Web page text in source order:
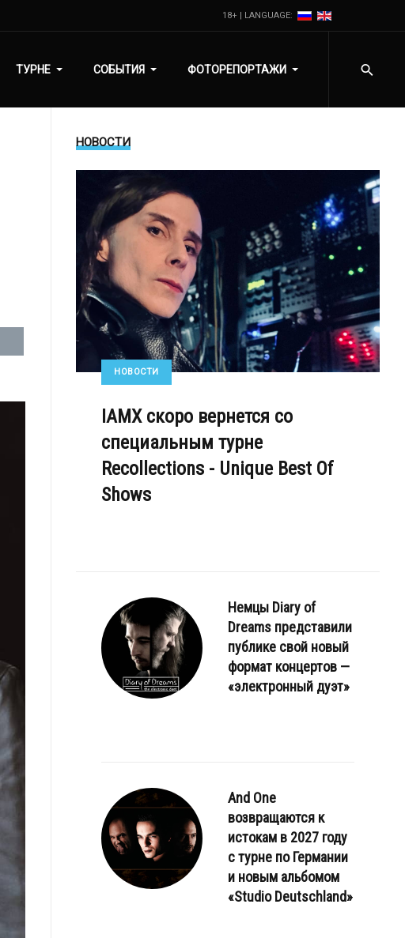
18+ | LANGUAGE:
ТУРНЕ СОБЫТИЯ ФОТОРЕПОРТАЖИ
НОВОСТИ
НОВОСТИ
IAMX скоро вернется со
специальным турне
Recollections - Unique Best Of
Shows
Немцы Diary of
Dreams представили
публике свой новый
формат концертов —
«электронный дуэт»
And One
возвращаются к
истокам в 2027 году
с турне по Германии
и новым альбомом
«Studio Deutschland»